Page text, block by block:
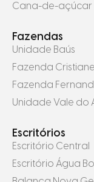
Cana-de-açúcar
Fazendas
Unidade Baús
Fazenda Cristiane
Fazenda
Unidade Vale do
Escritórios
Escritório Central
Escritório Água